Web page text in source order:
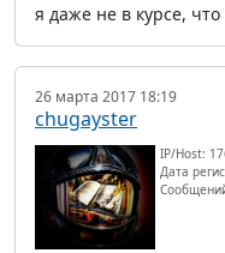
я даже не в курсе,
26 марта 2017 18:19
chugayster
IP/Host:
Дата